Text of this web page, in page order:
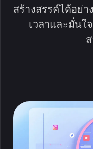
สร้างสรรค์ได้อย่
เวลาและมั่น